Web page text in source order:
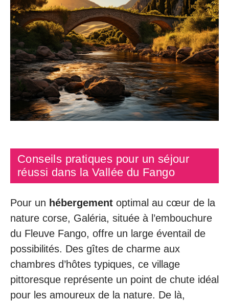
Conseils pratiques pour un séjour
réussi dans la Vallée du Fango
Pour un hébergement optimal au cœur de la
nature corse, Galéria, située à l’embouchure
du Fleuve Fango, offre un large éventail de
possibilités. Des gîtes de charme aux
chambres d’hôtes typiques, ce village
pittoresque représente un point de chute idéal
pour les amoureux de la nature. De là,